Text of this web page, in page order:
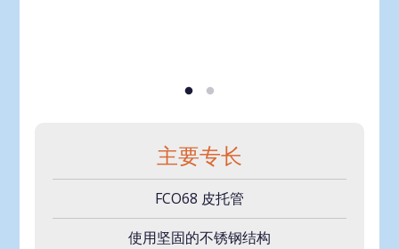
主要专长
FCO68 皮托管
使用坚固的不锈钢结构